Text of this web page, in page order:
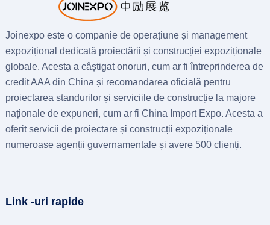
Joinexpo este o companie de operațiune și management
expozițional dedicată proiectării și construcției expoziționale
globale. Acesta a câștigat onoruri, cum ar fi întreprinderea de
credit AAA din China și recomandarea oficială pentru
proiectarea standurilor și serviciile de construcție la majore
naționale de expuneri, cum ar fi China Import Expo. Acesta a
oferit servicii de proiectare și construcții expoziționale
numeroase agenții guvernamentale și avere 500 clienți.
Link -uri rapide